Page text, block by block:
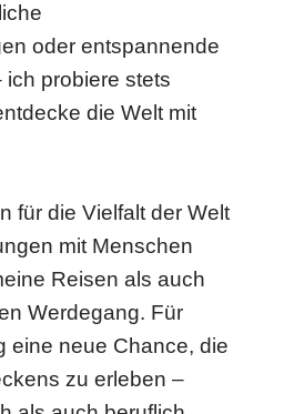
oder entspannende
ich probiere stets
die Welt mit
für die Vielfalt der Welt
mit Menschen
Reisen als auch
Werdegang. Für
eine neue Chance, die
zu erleben –